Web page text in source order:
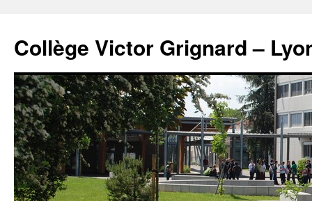
contenu
Collège Victor Grignard –